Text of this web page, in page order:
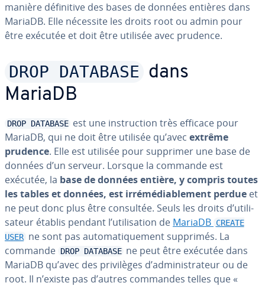
manière dé­fi­ni­tive des bases de données entières dans
MariaDB. Elle nécessite les droits root ou admin pour
être exécutée et doit être utilisée avec prudence.
DROP DATABASE dans
MariaDB
DROP DATABASE est une ins­truc­tion très efficace pour
MariaDB, qui ne doit être utilisée qu’avec extrême
prudence. Elle est utilisée pour supprimer une base de
données d’un serveur. Lorsque la commande est
exécutée, la base de données entière, y compris toutes
les tables et données, est ir­ré­mé­dia­ble­ment perdue et
ne peut donc plus être consultée. Seuls les droits d’uti­li­
sa­teur établis pendant l’uti­li­sa­tion de MariaDB CREATE
USER ne sont pas au­to­ma­ti­que­ment supprimés. La
commande DROP DATABASE ne peut être exécutée dans
MariaDB qu’avec des pri­vi­lèges d’ad­mi­nis­tra­teur ou de
root. Il n’existe pas d’autres commandes telles que «